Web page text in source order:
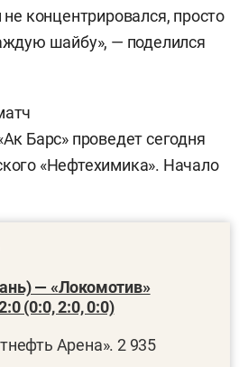
концентрировался, просто
шайбу», — поделился
Барс» проведет сегодня
«Нефтехимика». Начало
— «Локомотив»
(0:0, 2:0, 0:0)
Арена». 2 935